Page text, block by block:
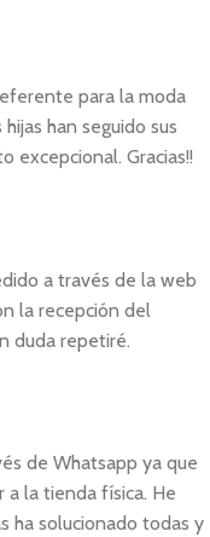
para la moda
han seguido sus
excepcional. Gracias!!
a través de la web
la recepción del
duda repetiré.
de Whatsapp ya que
a la tienda física. He
ha solucionado todas y